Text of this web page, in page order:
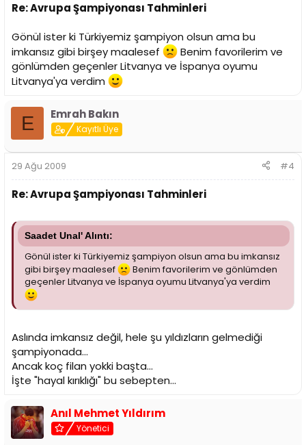
Re: Avrupa Şampiyonası Tahminleri
Gönül ister ki Türkiyemiz şampiyon olsun ama bu
imkansız gibi birşey maalesef
Benim favorilerim ve
gönlümden geçenler Litvanya ve İspanya oyumu
Litvanya'ya verdim
E Emrah Bakın
Kayıtlı Üye
29 Ağu 2009 #4
Re: Avrupa Şampiyonası Tahminleri
Saadet Unal' Alıntı:
Gönül ister ki Türkiyemiz şampiyon olsun ama bu imkansız
gibi birşey maalesef
Benim favorilerim ve gönlümden
geçenler Litvanya ve İspanya oyumu Litvanya'ya verdim
Aslında imkansız değil, hele şu yıldızların gelmediği
şampiyonada...
Ancak koç filan yokki başta...
İşte "hayal kırıklığı" bu sebepten...
Anıl Mehmet Yıldırım
Yönetici